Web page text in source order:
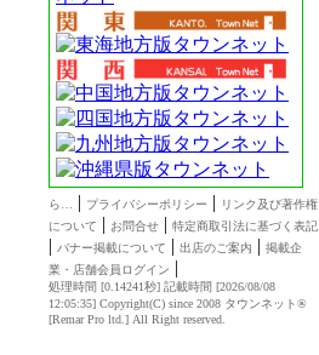
ら… | プライバシーポリシー |
リンク及び著作権
について | お問合せ | 特定商取引法に基づく表記
| バナー掲載について | 出店のご案内 | 掲載企
業・店舗会員ログイン |
処理時間 [0.14241秒] 記載時間 [2026/08/08
12:05:35] Copyright(C) since 2008 タウンネット®
[Remar Pro ltd. ] All Right reserved.